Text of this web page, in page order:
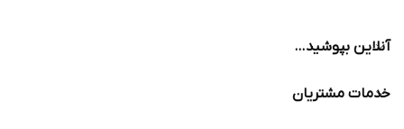
آنلاین بپوشید…
خدمات مشتریان